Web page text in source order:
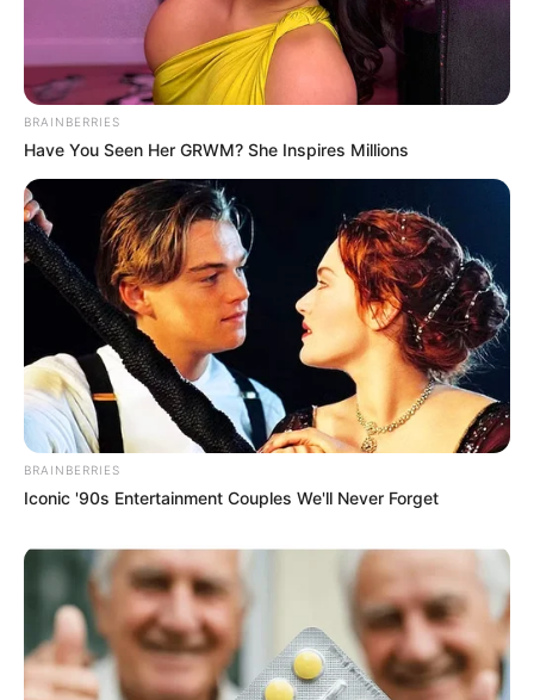
Veja Rio
2. Cesta gourmet
Outra possibilidade é fazer uma cesta gourmet
com vinhos, queijos, chocolates e outros
aperitivos que a sua mãe gostar. No entanto, é
preciso saber que essa cesta específica terá um
valor um pouco mais alto do que a anterior.
BRAINBERRIES
Have You Seen Her GRWM? She Inspires Millions
BRAINBERRIES
Iconic '90s Entertainment Couples We'll Never Forget